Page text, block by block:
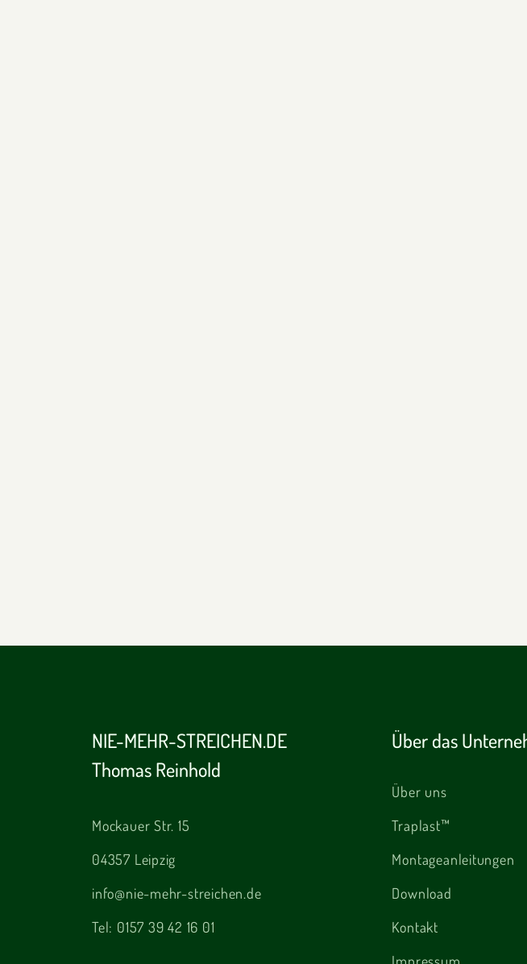
NIE-MEHR-STREICHEN.DE
Thomas Reinhold
Mockauer Str. 15
04357 Leipzig
info@nie-mehr-streichen.de
Tel: 0157 39 42 16 01
Über das
Über uns
Traplast™
Montageanleitungen
Download
Kontakt